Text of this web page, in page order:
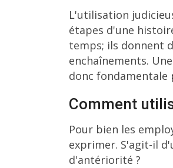
L'utilisation
étapes d'une
temps; ils donnent
enchaînements.
donc fondamentale
Comment
Pour bien les
exprimer. S'agit-il
d'antériorité ?